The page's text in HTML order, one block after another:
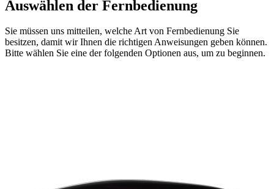
Auswählen der Fernbedienung
Sie müssen uns mitteilen, welche Art von Fernbedienung Sie
besitzen, damit wir Ihnen die richtigen Anweisungen geben können.
Bitte wählen Sie eine der folgenden Optionen aus, um zu beginnen.